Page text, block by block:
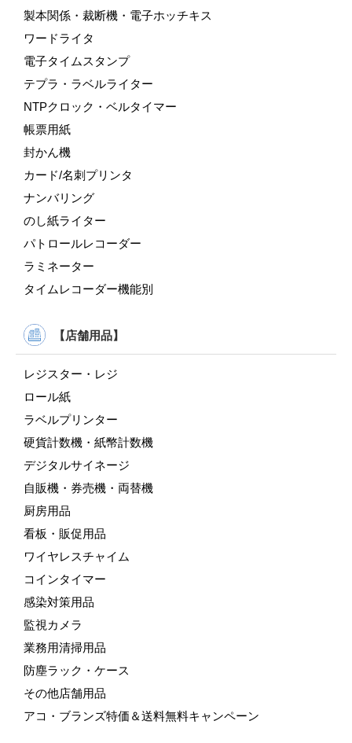
製本関係・裁断機・電子ホッチキス
ワードライタ
電子タイムスタンプ
テプラ・ラベルライター
NTPクロック・ベルタイマー
帳票用紙
封かん機
カード/名刺プリンタ
ナンバリング
のし紙ライター
パトロールレコーダー
ラミネーター
タイムレコーダー機能別
【店舗用品】
レジスター・レジ
ロール紙
ラベルプリンター
硬貨計数機・紙幣計数機
デジタルサイネージ
自販機・券売機・両替機
厨房用品
看板・販促用品
ワイヤレスチャイム
コインタイマー
感染対策用品
監視カメラ
業務用清掃用品
防塵ラック・ケース
その他店舗用品
アコ・ブランズ特価＆送料無料キャンペーン